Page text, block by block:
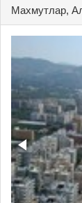
Махмутлар,